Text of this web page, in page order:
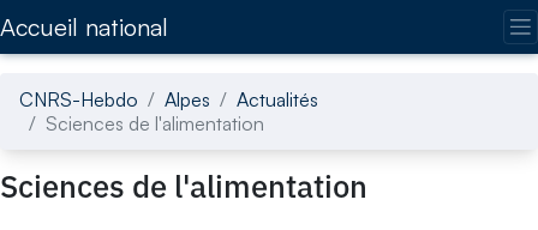
Accueil national
CNRS-Hebdo Alpes
Actualités
Sciences de l'alimentation
Sciences de l'alimentation